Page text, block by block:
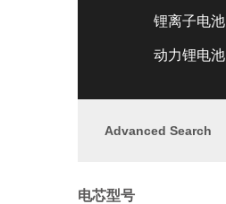
锂离子电池
动力锂电池
Advanced Search
电芯型号